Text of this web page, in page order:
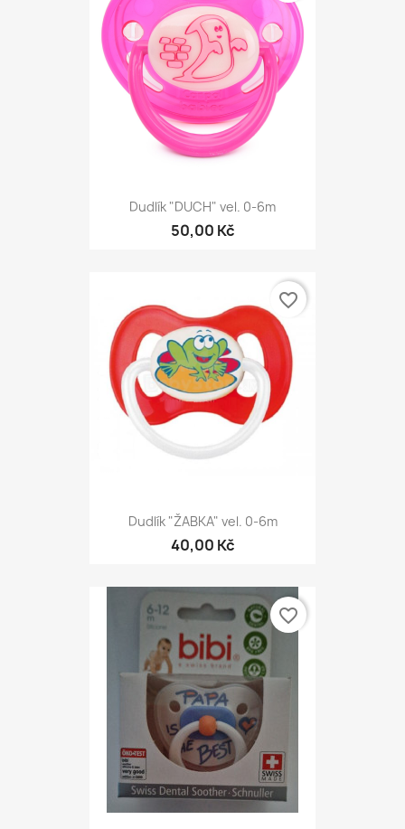
Dudlík "DUCH" vel. 0-6m
50,00 Kč
Dudlík "ŽABKA" vel. 0-6m
40,00 Kč
favorite_border
favorite_border